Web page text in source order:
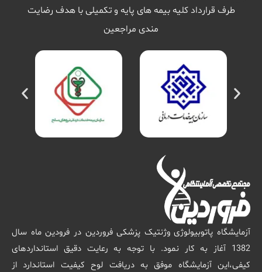
طرف قرارداد کلیه بیمه های پایه و تکمیلی با هدف رضایت
مندی مراجعین
آزمایشگاه پاتوبیولوژی وژنتیک پزشکی فروردین در فرودین ماه سال
1382 آغاز به کار نمود. با توجه به رعایت دقیق استانداردهای
کیفی،این آزمایشگاه موفق به دریافت لوح کیفیت استاندارد از